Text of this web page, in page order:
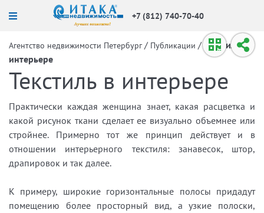
+7 (812) 740-70-40
Агентство недвижимости Петербург / Публикации / Текстиль в
интерьере
Текстиль в интерьере
Практически каждая женщина знает, какая расцветка и
какой рисунок ткани сделает ее визуально объемнее или
стройнее. Примерно тот же принцип действует и в
отношении интерьерного текстиля: занавесок, штор,
драпировок и так далее.
К примеру, широкие горизонтальные полосы придадут
помещению более просторный вид, а узкие полоски,